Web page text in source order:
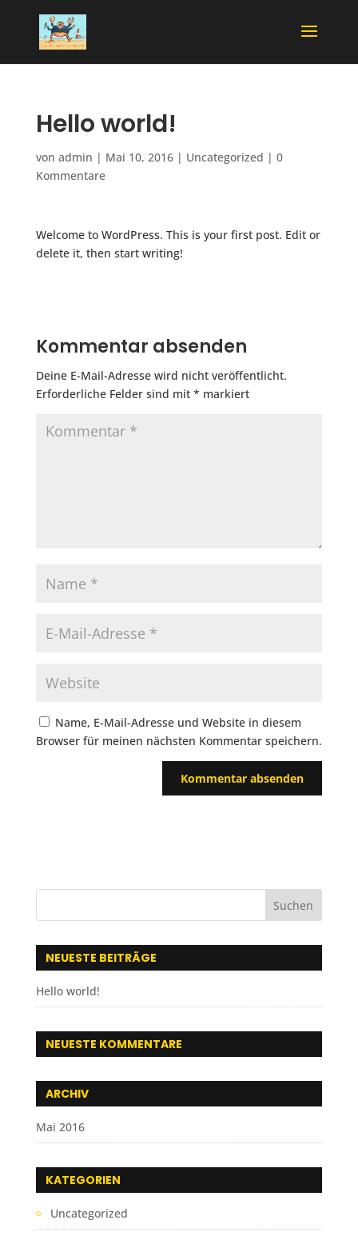
Hello world!
von admin | Mai 10, 2016| Uncategorized | 0
Kommentare
Welcome to WordPress. This is your first post. Edit or
delete it, then start writing!
Kommentar absenden
Deine E-Mail-Adresse wird nicht veröffentlicht.
Erforderliche Felder sind mit * markiert
Name, E-Mail-Adresse und Website in diesem
Browser für meinen nächsten Kommentar speichern.
NEUESTE BEITRÄGE
Hello world!
NEUESTE KOMMENTARE
ARCHIV
Mai 2016
KATEGORIEN
Uncategorized